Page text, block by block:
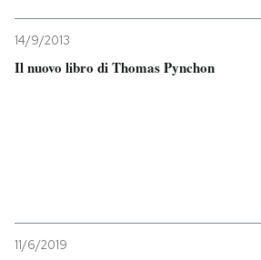
14/9/2013
Il nuovo libro di Thomas Pynchon
11/6/2019